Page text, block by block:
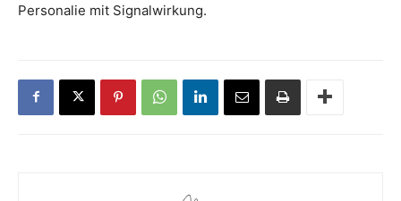
Personalie mit Signalwirkung.